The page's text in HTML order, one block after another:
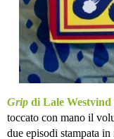
Grip di Lale Westvind
toccato con mano il
due episodi stampata